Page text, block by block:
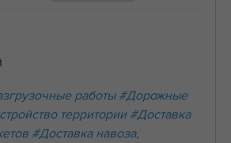
работы #Дорожные
территории #Доставка
#Доставка навоза,